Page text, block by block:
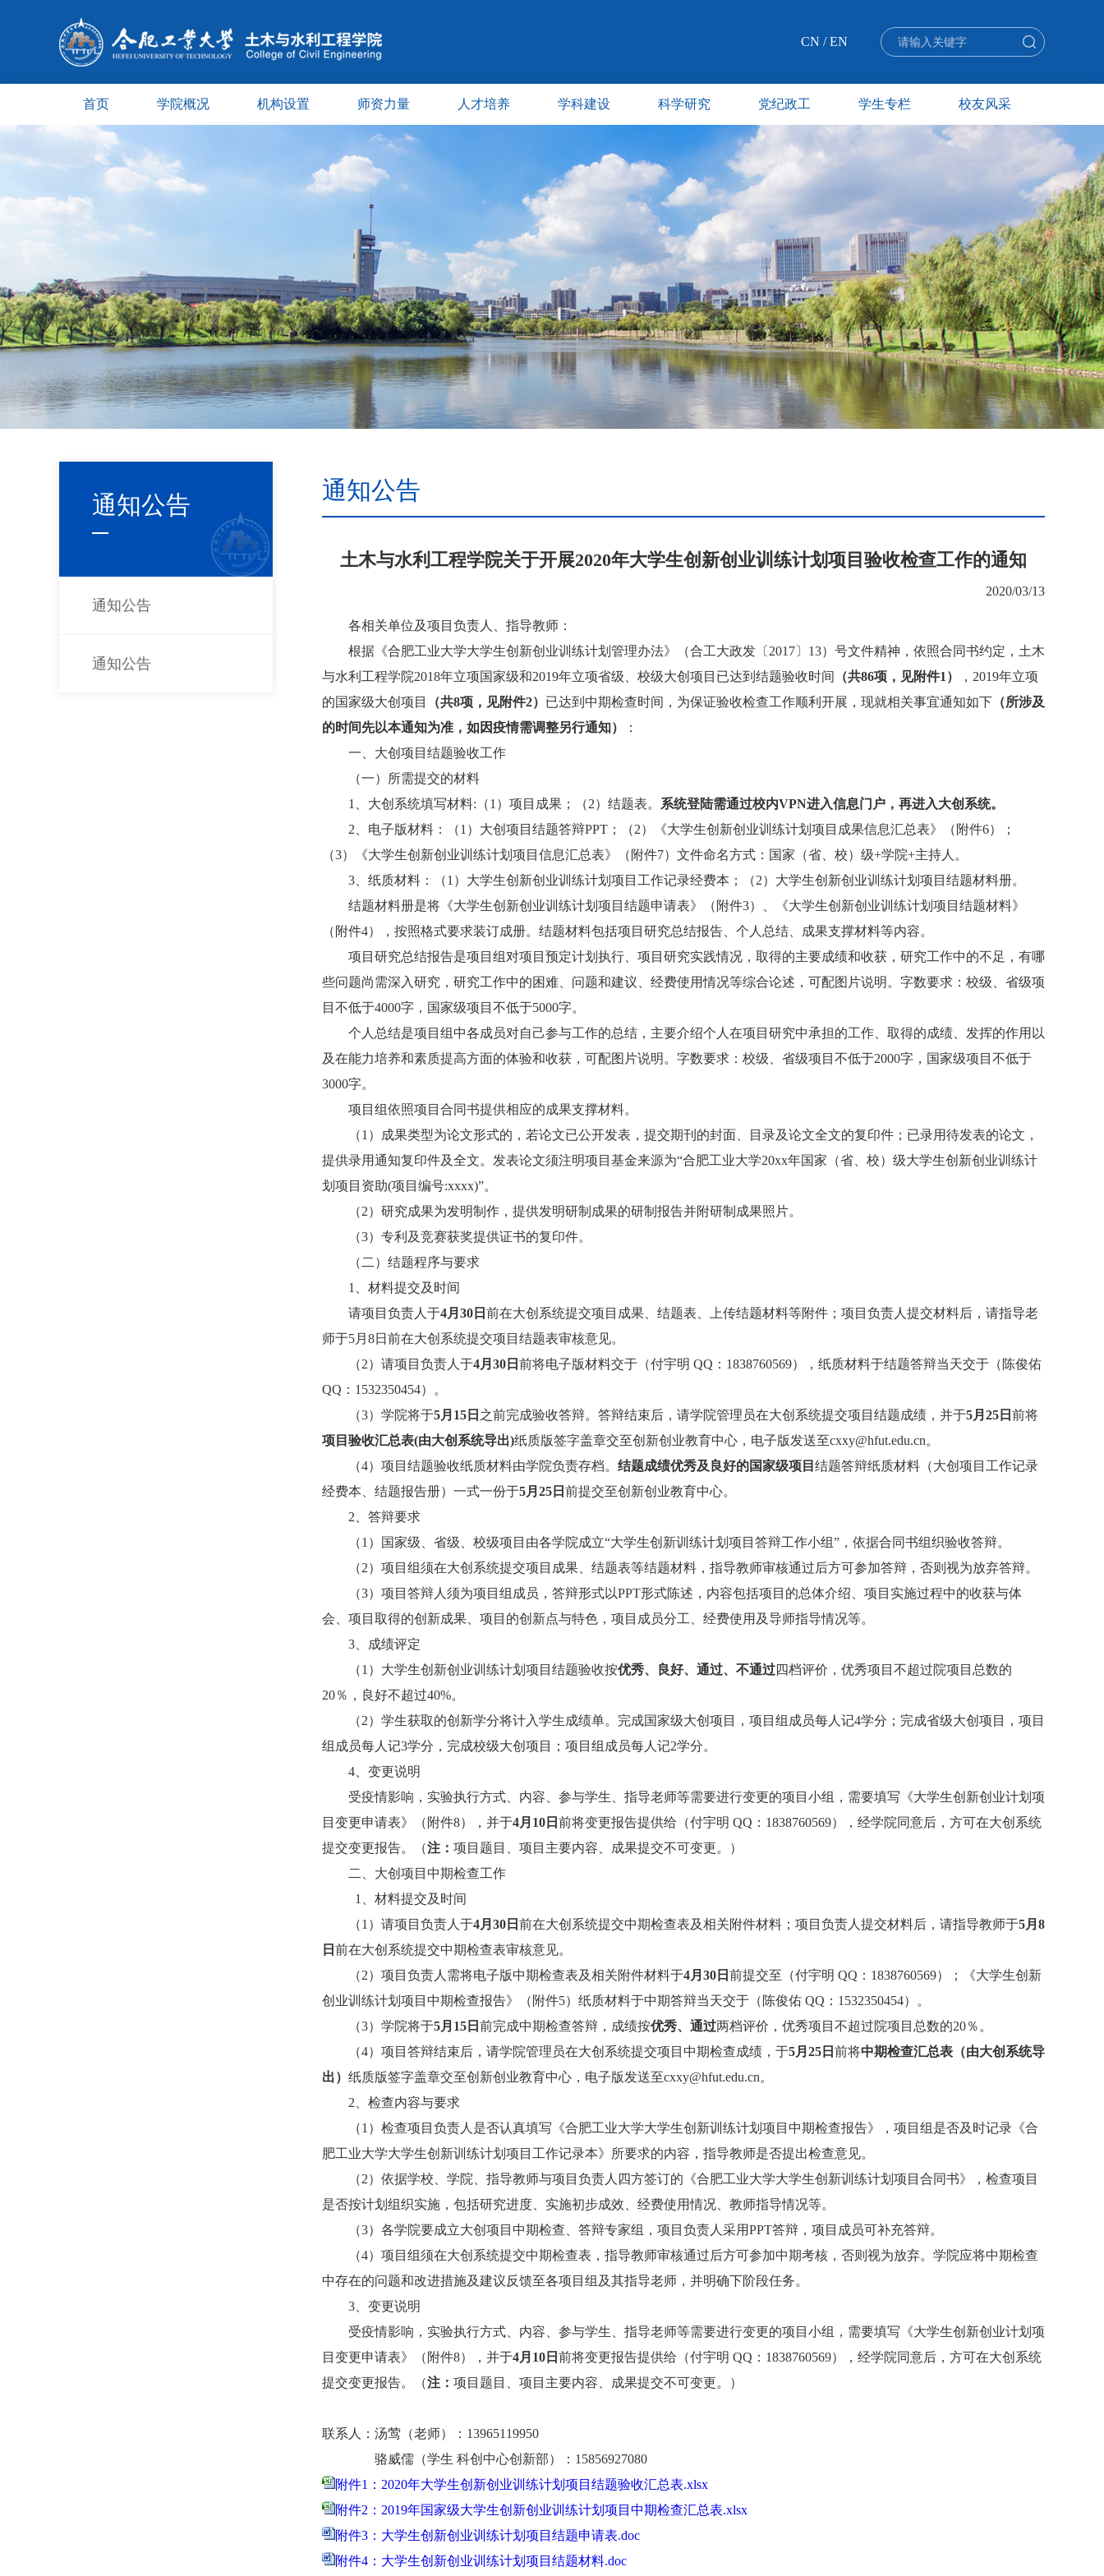
CN /EN
首页 学院概况 机构设置 师资力量 人才培养 学科建设 科学研究 党纪政工 学生专栏 校友风采
通知公告
通知公告
通知公告
通知公告
土木与水利工程学院关于开展2020年大学生创新创业训练计划项目验收检查工作的通知
2020/03/13
各相关单位及项目负责人、指导教师：
根据《合肥工业大学大学生创新创业训练计划管理办法》（合工大政发〔 2017〕 13）号文件精神，依照合同书约定，土木
与水利工程学院2018年立项国家级和2019年立项省级、校级大创项目已达到结题验收时间 （共86项，见附件1 ） ， 2019年立项
的国家级大创项目
（共8项，见附件2） 已达到中期检查时间，为保证验收检查工作顺利开展，现就相关事宜通知如下 （所涉及
的时间先以本通知为准，如因疫情需调整另行通知）
：
一、大创项目结题验收工作
（一）所需提交的材料
1
、大创系统填写材料: （1 ）项目成果；（2）结题表。 系统登陆需通过校内VPN进入信息门户，再进入大创系统。
2 、电子版材料：（1 ）大创项目结题答辩PPT ；（2）《大学生创新创业训练计划项目成果信息汇总表》（附件6）；
（3）《大学生创新创业训练计划项目信息汇总表》（附件7）文件命名方式：国家（省、校）级+学院+主持人。
3 、纸质材料：（1 ）大学生创新创业训练计划项目工作记录经费本；（2）大学生创新创业训练计划项目结题材料册。
结题材料册是将《大学生创新创业训练计划项目结题申请表》（附件3）、《大学生创新创业训练计划项目结题材料》
（附件4），按照格式要求装订成册。结题材料包括项目研究总结报告、个人总结、成果支撑材料等内容。
项目研究总结报告是项目组对项目预定计划执行、项目研究实践情况，取得的主要成绩和收获，研究工作中的不足，有哪
些问题尚需深入研究，研究工作中的困难、问题和建议、经费使用情况等综合论述，可配图片说明。字数要求：校级、省级项
目不低于4000字，国家级项目不低于5000字。
个人总结是项目组中各成员对自己参与工作的总结，主要介绍个人在项目研究中承担的工作、取得的成绩、发挥的作用以
及在能力培养和素质提高方面的体验和收获，可配图片说明。字数要求：校级、省级项目不低于2000字，国家级项目不低于
3000字。
项目组依照项目合同书提供相应的成果支撑材料。
（1 ）成果类型为论文形式的，若论文已公开发表，提交期刊的封面、目录及论文全文的复印件；已录用待发表的论文，
提供录用通知复印件及全文。发表论文须注明项目基金来源为“合肥工业大学20xx年国家（省、校）级大学生创新创业训练计
划项目资助(项目编号:xxxx)”。
（2）研究成果为发明制作，提供发明研制成果的研制报告并附研制成果照片。
（3）专利及竞赛获奖提供证书的复印件。
（二）结题程序与要求
1
、材料提交及时间
请项目负责人于4月 30 日 前在大创系统提交项目成果、结题表、上传结题材料等附件；项目负责人提交材料后，请指导老
师于5月 8日前在大创系统提交项目结题表审核意见。
（2）请项目负责人于4月 30 日 前将电子版材料交于 （付宇明 QQ ： 1838760569） ，纸质材料于结题答辩当天交于 （陈俊佑
QQ ： 1532350454）
。
（3）学院将于5月 15 日 之前完成验收答辩。答辩结束后，请学院管理员在大创系统提交项目结题成绩，并于5月 25 日 前将
项目验收汇总表(由大创系统导出)纸质版签字盖章交至创新创业教育中心，电子版发送至cxxy@hfut.edu.cn。
（4）项目结题验收纸质材料由学院负责存档。 结题成绩优秀及良好的国家级项目 结题答辩纸质材料（大创项目工作记录
经费本、结题报告册）一式一份于5月 25 日 前提交至创新创业教育中心。
2 、答辩要求
（1 ）国家级、省级、校级项目由各学院成立“大学生创新训练计划项目答辩工作小组” ，依据合同书组织验收答辩。
（2）项目组须在大创系统提交项目成果、结题表等结题材料，指导教师审核通过后方可参加答辩，否则视为放弃答辩。
（3）项目答辩人须为项目组成员，答辩形式以PPT形式陈述，内容包括项目的总体介绍、项目实施过程中的收获与体
会、项目取得的创新成果、项目的创新点与特色，项目成员分工、经费使用及导师指导情况等。
3 、成绩评定
（1 ）大学生创新创业训练计划项目结题验收按优秀、良好、通过、不通过四档评价，优秀项目不超过院项目总数的
20％，良好不超过40%。
（2）学生获取的创新学分将计入学生成绩单。完成国家级大创项目，项目组成员每人记4学分；完成省级大创项目，项目
组成员每人记3学分，完成校级大创项目；项目组成员每人记2学分。
4 、变更说明
受疫情影响，实验执行方式、内容、参与学生、指导老师等需要进行变更的项目小组，需要填写《大学生创新创业计划项
目变更申请表》（附件8），并于4月 10 日 前将变更报告提供给（付宇明 QQ ： 1838760569），经学院同意后，方可在大创系统
提交变更报告。（注： 项目题目、项目主要内容、成果提交不可变更。）
二、大创项目中期检查工作
1
、材料提交及时间
（1 ）请项目负责人于4月 30 日 前在大创系统提交中期检查表及相关附件材料；项目负责人提交材料后，请指导教师于5月 8
日 前在大创系统提交中期检查表审核意见。
（2）项目负责人需将电子版中期检查表及相关附件材料于4月 30 日 前提交至（付宇明 QQ ： 1838760569）；《大学生创新
创业训练计划项目中期检查报告》（附件5）纸质材料于中期答辩当天交于（陈俊佑 QQ ： 1532350454）。
（3）学院将于5月 15 日 前完成中期检查答辩，成绩按优秀、通过两档评价，优秀项目不超过院项目总数的20％。
（4）项目答辩结束后，请学院管理员在大创系统提交项目中期检查成绩，于5月 25 日 前将中期检查汇总表（由大创系统导
出） 纸质版签字盖章交至创新创业教育中心，电子版发送至cxxy@hfut.edu.cn。
2 、检查内容与要求
（1 ）检查项目负责人是否认真填写《合肥工业大学大学生创新训练计划项目中期检查报告》，项目组是否及时记录《合
肥工业大学大学生创新训练计划项目工作记录本》所要求的内容，指导教师是否提出检查意见。
（2）依据学校、学院、指导教师与项目负责人四方签订的《合肥工业大学大学生创新训练计划项目合同书》，检查项目
是否按计划组织实施，包括研究进度、实施初步成效、经费使用情况、教师指导情况等。
（3）各学院要成立大创项目中期检查、答辩专家组，项目负责人采用PPT答辩，项目成员可补充答辩。
（4）项目组须在大创系统提交中期检查表，指导教师审核通过后方可参加中期考核，否则视为放弃。学院应将中期检查
中存在的问题和改进措施及建议反馈至各项目组及其指导老师，并明确下阶段任务。
3 、变更说明
受疫情影响，实验执行方式、内容、参与学生、指导老师等需要进行变更的项目小组，需要填写《大学生创新创业计划项
目变更申请表》（附件8），并于4月 10 日 前将变更报告提供给（付宇明 QQ ： 1838760569），经学院同意后，方可在大创系统
提交变更报告。（注： 项目题目、项目主要内容、成果提交不可变更。）
联系人：汤莺（老师）： 13965119950
骆威儒（学生 科创中心创新部）： 15856927080
附件1：2020年大学生创新创业训练计划项目结题验收汇总表.xlsx
附件2：2019年国家级大学生创新创业训练计划项目中期检查汇总表.xlsx
附件3：大学生创新创业训练计划项目结题申请表.doc
附件4：大学生创新创业训练计划项目结题材料.doc